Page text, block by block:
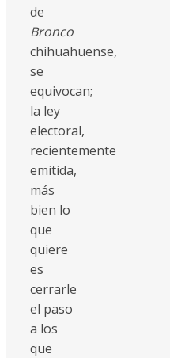
de
Bronco
chihuahuense,
se
equivocan;
la ley
electoral,
recientemente
emitida,
más
bien lo
que
quiere
es
cerrarle
el paso
a los
que